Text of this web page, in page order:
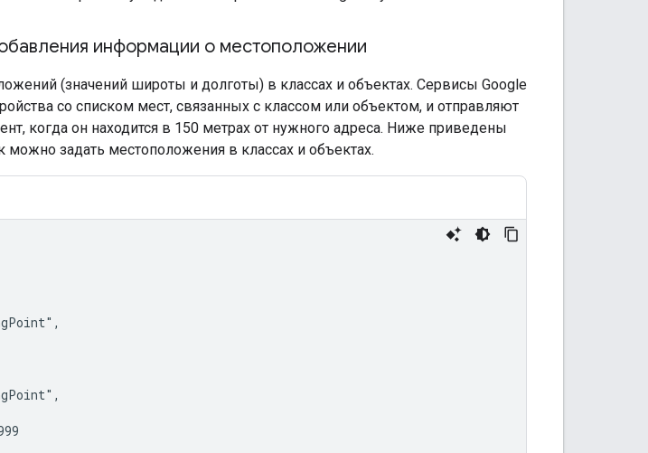
информации о местоположении
(значений широты и долготы) в классах и объектах. Сервисы Google
со списком мест, связанных с классом или объектом, и отправляют
когда он находится в 150 метрах от нужного адреса. Ниже приведены
можно задать местоположения в классах и объектах.